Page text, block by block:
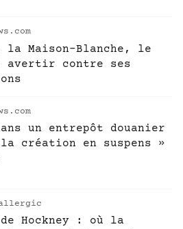
la Maison-Blanche, le
avertir contre ses
un entrepôt douanier
création en suspens »
Hockney : où la